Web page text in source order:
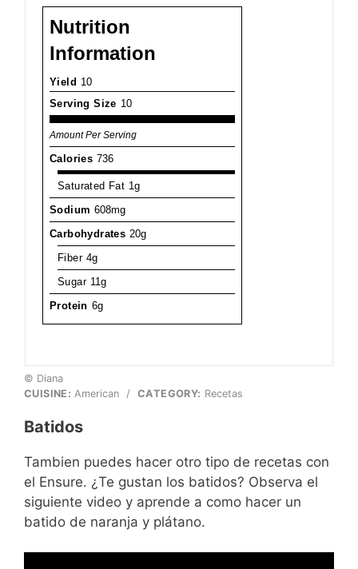
Nutrition
Information
Yield 10
Serving Size 10
Amount Per Serving
Calories 736
Saturated Fat 1g
Sodium 608mg
Carbohydrates 20g
Fiber 4g
Sugar 11g
Protein 6g
© Diana
CUISINE: American / CATEGORY: Recetas
Batidos
Tambien puedes hacer otro tipo de recetas con
el Ensure. ¿Te gustan los batidos? Observa el
siguiente video y aprende a como hacer un
batido de naranja y plátano.